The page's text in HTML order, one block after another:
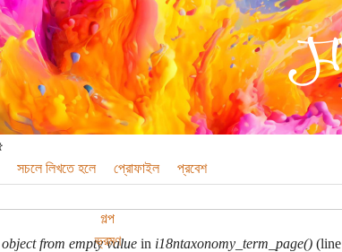
সচলে লিখতে হলে প্রোফাইল প্রবেশ
গল্প
ভ্রমণ
from empty valuein i18ntaxonomy_term_page()(line